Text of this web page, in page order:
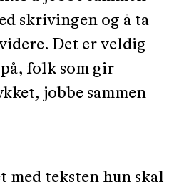
skrivingen og å ta
Det er veldig
folk som gir
jobbe sammen
med teksten hun skal